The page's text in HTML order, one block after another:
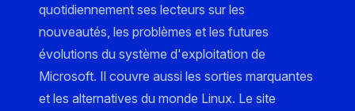
quotidiennement ses lecteurs sur les
nouveautés, les problèmes et les futures
évolutions du système d'exploitation de
Microsoft. Il couvre aussi les sorties marquantes
et les alternatives du monde Linux. Le site